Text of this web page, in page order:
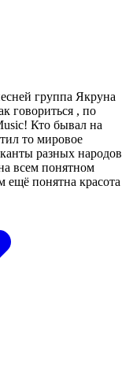
группа Якруна
говориться , по
Кто бывал на
то мировое
разных народов
всем понятном
ещё понятна красота